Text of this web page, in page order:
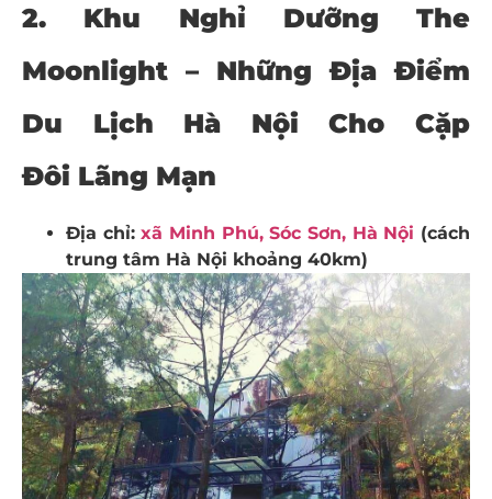
2. Khu Nghỉ Dưỡng The
Moonlight – NhữngĐịa Điểm
Du Lịch Hà NộiCho Cặp
Đôi Lãng Mạn
Địa chỉ:xã Minh Phú, Sóc Sơn, Hà Nội (cách
trung tâm Hà Nội khoảng 40km)